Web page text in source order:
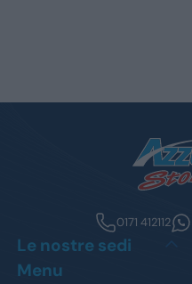
0171 412112
Le nostre sedi
Menu